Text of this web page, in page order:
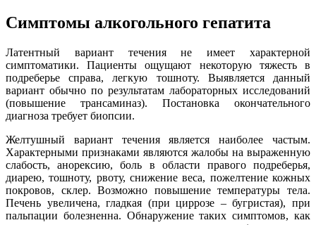
Симптомы алкогольного гепатита
Латентный вариант течения не имеет характерной
симптоматики. Пациенты ощущают некоторую тяжесть в
подреберье справа, легкую тошноту. Выявляется данный
вариант обычно по результатам лабораторных исследований
(повышение трансаминаз). Постановка окончательного
диагноза требует биопсии.
Желтушный вариант течения является наиболее частым.
Характерными признаками являются жалобы на выраженную
слабость, анорексию, боль в области правого подреберья,
диарею, тошноту, рвоту, снижение веса, пожелтение кожных
покровов, склер. Возможно повышение температуры тела.
Печень увеличена, гладкая (при циррозе – бугристая), при
пальпации болезненна. Обнаружение таких симптомов, как